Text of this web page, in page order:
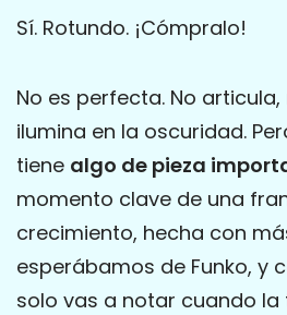
Sí. Rotundo. ¡Cómpralo!
No es perfecta. No
ilumina en la oscuridad.
tiene algo de pieza
momento clave de una
crecimiento, hecha con
esperábamos de Funko, y
solo vas a notar cuando la